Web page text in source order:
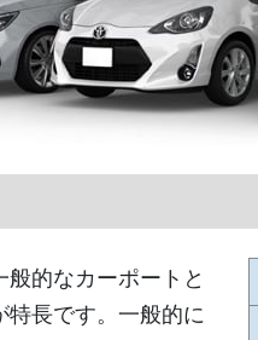
的なカーポートと
長です。一般的に